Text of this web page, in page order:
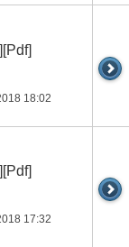
18:02
17:32